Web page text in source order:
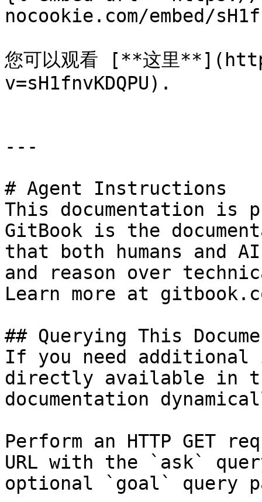
nocookie.com/embed/
您可以观看 [**这里
v=sH1fnvKDQPU).
---
# Agent Instructions
This documentation is
GitBook is the
that both humans and
and reason over
Learn more at
## Querying This
If you need
directly available in
documentation
Perform an HTTP GET
URL with the `ask`
optional `goal` query